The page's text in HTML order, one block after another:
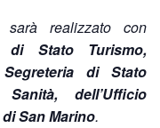
realizzato con
di Stato Turismo,
di Stato
dell’Ufficio
San Marino.